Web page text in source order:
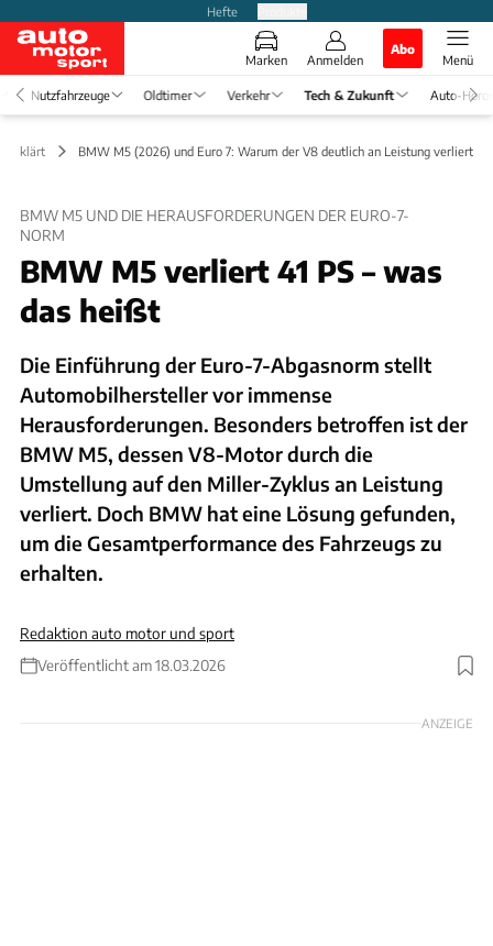
Hefte
Marken Anmelden
Abo
Menü
Nutzfahrzeuge Oldtimer Verkehr Tech & Zukunft Auto-
erklärt BMW M5 (2026) und Euro 7: Warum der V8 deutlich an Leistung verliert
BMW M5 UND DIE HERAUSFORDERUNGEN DER EURO-7-
NORM
BMW M5 verliert 41 PS – was
das heißt
Die Einführung der Euro-7-Abgasnorm stellt
Automobilhersteller vor immense
Herausforderungen. Besonders betroffen ist der
BMW M5, dessen V8-Motor durch die
Umstellung auf den Miller-Zyklus an Leistung
verliert. Doch BMW hat eine Lösung gefunden,
um die Gesamtperformance des Fahrzeugs zu
erhalten.
Redaktion auto motor und sport
Veröffentlicht am 18.03.2026
Foto: Rossen Gargolov
ANZEIGE